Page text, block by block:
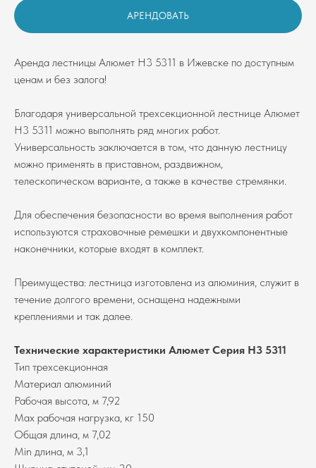
АРЕНДОВАТЬ
Аренда лестницы Алюмет Н3 5311 в Ижевске по доступным
ценам и без залога!
Благодаря универсальной трехсекционной лестнице Алюмет
Н3 5311 можно выполнять ряд многих работ.
Универсальность заключается в том, что данную лестницу
можно применять в приставном, раздвижном,
телескопическом варианте, а также в качестве стремянки.
Для обеспечения безопасности во время выполнения работ
используются страховочные ремешки и двухкомпонентные
наконечники, которые входят в комплект.
Преимущества: лестница изготовлена из алюминия, служит в
течение долгого времени, оснащена надежными
креплениями и так далее.
Технические характеристики Алюмет Серия H3 5311
Тип трехсекционная
Материал алюминий
Рабочая высота, м 7,92
Max рабочая нагрузка, кг 150
Общая длина, м 7,02
Min длина, м 3,1